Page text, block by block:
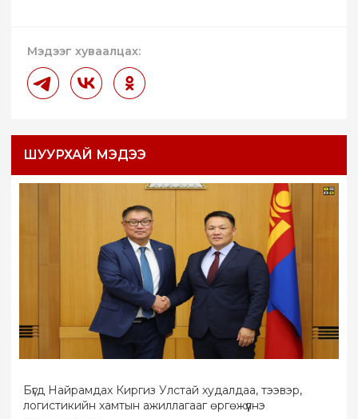
Мэдээг хуваалцах:
ШУУРХАЙ МЭДЭЭ
Бүгд Найрамдах Киргиз Улстай худалдаа, тээвэр,
логистикийн хамтын ажиллагааг өргөжүүлнэ